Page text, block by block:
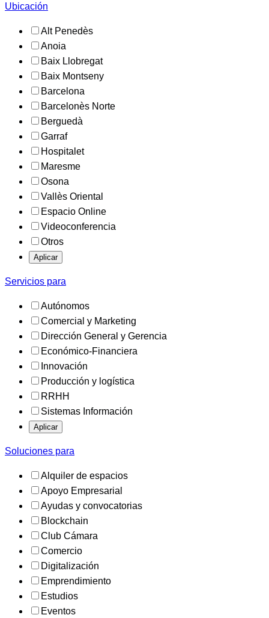
Ubicación
Alt Penedès
Anoia
Baix Llobregat
Baix Montseny
Barcelona
Barcelonès Norte
Berguedà
Garraf
Hospitalet
Maresme
Osona
Vallès Oriental
Espacio Online
Videoconferencia
Otros
Aplicar
Servicios para
Autónomos
Comercial y Marketing
Dirección General y Gerencia
Económico-Financiera
Innovación
Producción y logística
RRHH
Sistemas Información
Aplicar
Soluciones para
Alquiler de espacios
Apoyo Empresarial
Ayudas y convocatorias
Blockchain
Club Cámara
Comercio
Digitalización
Emprendimiento
Estudios
Eventos